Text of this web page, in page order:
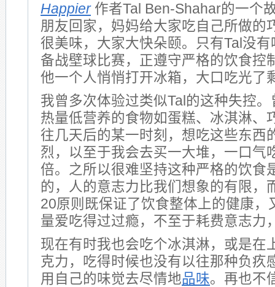
Happier作者Tal Ben-Shahar的一个
朋友回家，妈妈给大家吃自己所做的
很美味，大家大快朵颐。只有Tal没
备战壁球比赛，正遵守严格的饮食控
他一个人悄悄打开冰箱，大口吃光了
我曾多次体验过类似Tal的这种失控
热量低营养的食物如蛋糕、冰淇淋、
往几天后的某一时刻，想吃这些东西
烈，以至于我会去买一大堆，一口气
倍。之所以很难坚持这种严格的饮食
的，人的意志力比我们想象的有限，
20原则既保证了饮食整体上的健康，
量爱吃得过过瘾，不至于耗费意志力
现在有时我也会吃个冰淇淋，或是在
克力，吃得时候也没有以往那种负疚
用自己的味觉去尽情地品味。再也不